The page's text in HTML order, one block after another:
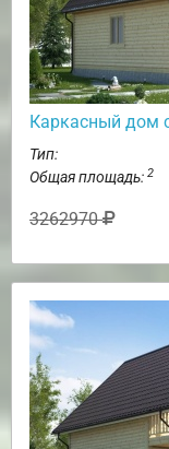
Каркасный дом
Тип:
Общая площадь: 2
3262970